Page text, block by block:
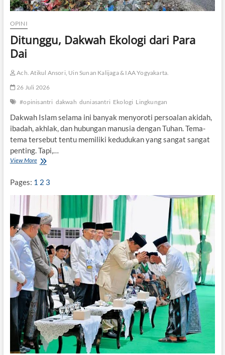
OPINI
Ditunggu, Dakwah Ekologi dari Para
Dai
Ach. Atikul Ansori, Uin Sunan Kalijaga & IAA Yogyakarta.
26 Juli 2026
#opinisantri dakwah duniasantri Ekologi Lingkungan
Dakwah Islam selama ini banyak menyoroti persoalan akidah,
ibadah, akhlak, dan hubungan manusia dengan Tuhan. Tema-
tema tersebut tentu memiliki kedudukan yang sangat sangat
penting. Tapi,…
View MoreD
u
g
u
,
D
a
k
w
a
h
E
k
o
l
o
g
i
Pages: 1 2 3